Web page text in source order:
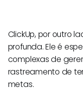
ClickUp, por outro
profunda. Ele é
complexas de
rastreamento de
metas.